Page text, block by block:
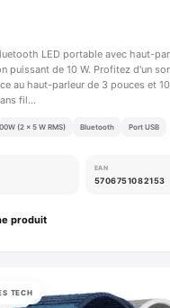
LED portable avec haut-
puissant de 10 W. Profitez d'un
au haut-parleur de 3 pouces et
fil…
(2 × 5 W RMS) Bluetooth Port USB
EAN
5706751082153
produit
TECH